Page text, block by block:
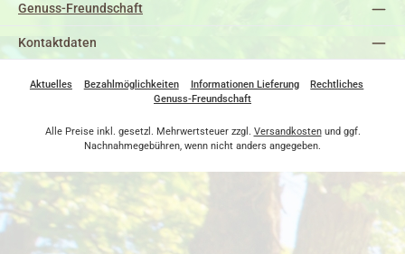
Genuss-Freundschaft
Kontaktdaten
Aktuelles Bezahlmöglichkeiten Informationen Lieferung
Rechtliches
Genuss-Freundschaft
Alle Preise inkl. gesetzl. Mehrwertsteuer zzgl. Versandkostenund ggf.
Nachnahmegebühren, wenn nicht anders angegeben.